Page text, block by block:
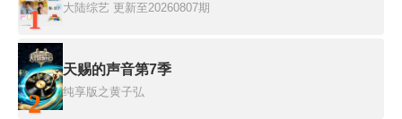
1 大陆综艺 更新至20260807期
2
天赐的声音第7季
纯享版之黄子弘